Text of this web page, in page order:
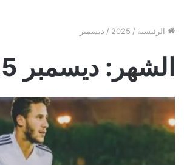
الرئيسية /
2025
/ ديسمبر
الشهر: ديسمبر 2025